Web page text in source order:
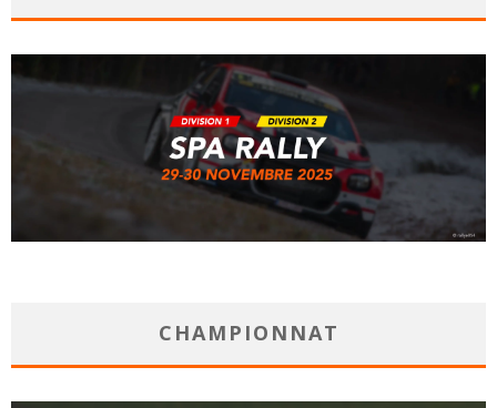
CHAMPIONNAT